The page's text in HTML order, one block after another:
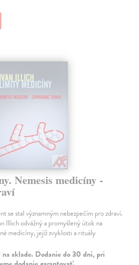
Nemesis medicíny -
se stal významným nebezpečím pro zdraví.
Illich odvážný a promyšlený útok na
medicíny, jejíž zvyklosti a rituály
sklade. Dodanie do 30 dní, pri